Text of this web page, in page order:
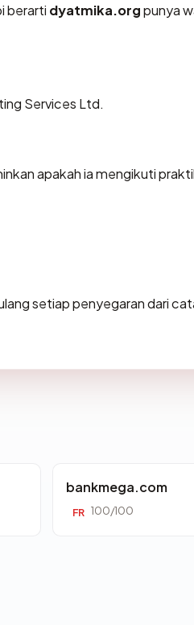
berarti dyatmika.orgpunya
Services Ltd.
apakah ia mengikuti
setiap penyegaran dari
bankmega.com
FR 100/100